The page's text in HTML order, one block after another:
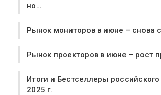
но…
Рынок мониторов в июне – снова
Рынок проекторов в июне – рост
Итоги и Бестселлеры
2025 г.